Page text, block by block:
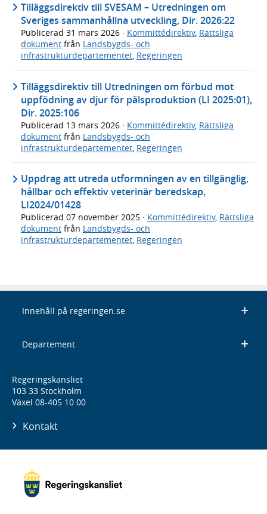
Tilläggsdirektiv till SVESAM – Utredningen om
Sveriges sammanhållna utveckling, Dir. 2026:22
Publicerad 31 mars 2026 · Kommittédirektiv, Rättsliga
dokument från Landsbygds- och
infrastrukturdepartementet, Regeringen
Tilläggsdirektiv till Utredningen om förbud mot
uppfödning av djur för pälsproduktion (LI 2025:01),
Dir. 2025:106
Publicerad 13 mars 2026 · Kommittédirektiv, Rättsliga
dokument från Landsbygds- och
infrastrukturdepartementet Regeringen
Uppdrag att utreda utformningen av en tillgänglig,
hållbar och effektiv veterinär beredskap,
LI2024/01428
Publicerad 07 november 2025 · Kommittédirektiv, Rättsliga
dokument från Landsbygds- och
infrastrukturdepartementet, Regeringen
Innehåll på regeringen.se
Departement
Regeringskansliet
103 33 Stockholm
Växel 08-405 10 00
Kontakt